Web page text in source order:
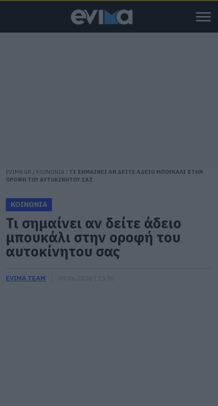
EVIMA.GR / ΚΟΙΝΩΝΙΑ / ΤΙ ΣΗΜΑΙΝΕΙ ΑΝ ΔΕΙΤΕ ΑΔΕΙΟ ΜΠΟΥΚΑΛΙ ΣΤΗΝ
ΟΡΟΦΗ ΤΟΥ ΑΥΤΟΚΙΝΗΤΟΥ ΣΑΣ
ΚΟΙΝΩΝΙΑ
Τι σημαίνει αν δείτε άδειο
μπουκάλι στην οροφή του
αυτοκίνητου σας
EVIMA TEAM